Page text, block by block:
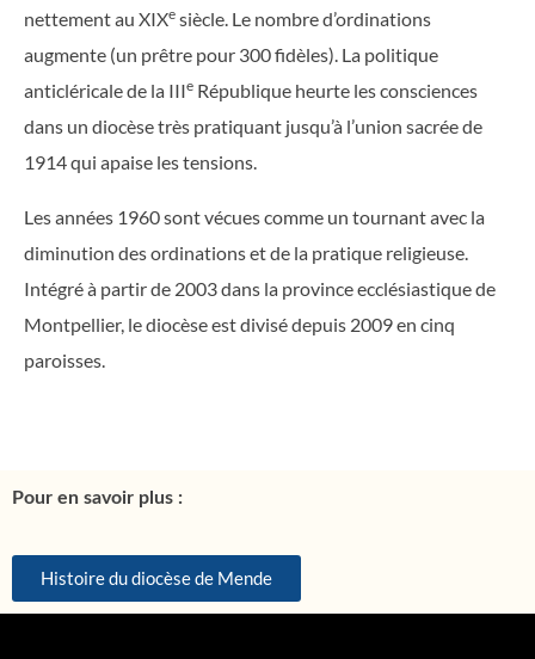
nettement au XIXe siècle. Le nombre d’ordinations
augmente (un prêtre pour 300 fidèles). La politique
anticléricale de la IIIe République heurte les consciences
dans un diocèse très pratiquant jusqu’à l’union sacrée de
1914 qui apaise les tensions.
Les années 1960 sont vécues comme un tournant avec la
diminution des ordinations et de la pratique religieuse.
Intégré à partir de 2003 dans la province ecclésiastique de
Montpellier, le diocèse est divisé depuis 2009 en cinq
paroisses.
Pour en savoir plus :
Histoire du diocèse de Mende